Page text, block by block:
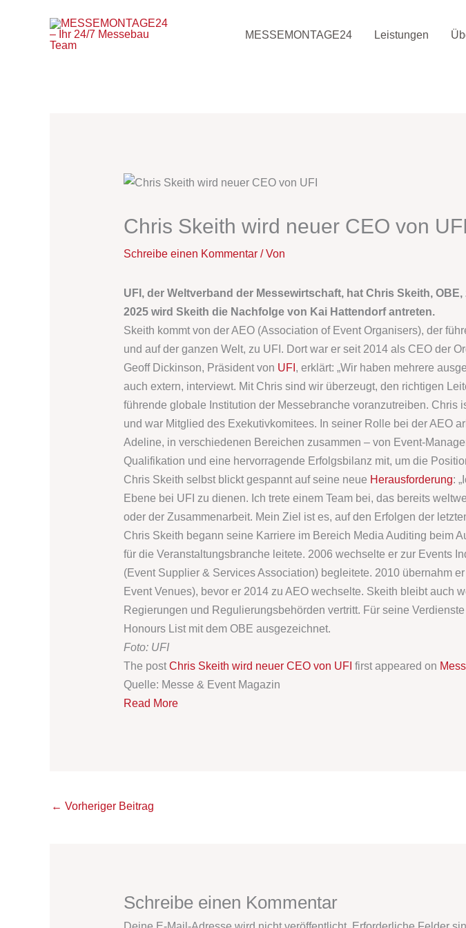
MESSEMONTAGE24 Leistungen
Chris Skeith wird neuer CEO von UFI
Schreibe einen Kommentar / Von
UFI, der Weltverband der Messewirtschaft, hat Chris Skeith,
2025 wird Skeith die Nachfolge von Kai Hattendorf antreten.
Skeith kommt von der AEO (Association of Event Organisers), der
und auf der ganzen Welt, zu UFI. Dort war er seit 2014 als CEO der
Geoff Dickinson, Präsident von UFI , erklärt: „Wir haben mehrere
auch extern, interviewt. Mit Chris sind wir überzeugt, den richtigen
führende globale Institution der Messebranche voranzutreiben. Chris
und war Mitglied des Exekutivkomitees. In seiner Rolle bei der AEO
Adeline, in verschiedenen Bereichen zusammen – von Event-
Qualifikation und eine hervorragende Erfolgsbilanz mit, um die
Chris Skeith selbst blickt gespannt auf seine neue Herausforderung:
Ebene bei UFI zu dienen. Ich trete einem Team bei, das bereits
oder der Zusammenarbeit. Mein Ziel ist es, auf den Erfolgen der
Chris Skeith begann seine Karriere im Bereich Media Auditing beim
für die Veranstaltungsbranche leitete. 2006 wechselte er zur Events
(Event Supplier & Services Association) begleitete. 2010 übernahm
Event Venues), bevor er 2014 zu AEO wechselte. Skeith bleibt auch
Regierungen und Regulierungsbehörden vertritt. Für seine
Honours List mit dem OBE ausgezeichnet.
Foto: UFI
The post Chris Skeith wird neuer CEO von UFI first appeared on
Quelle: Messe & Event Magazin
Read More
← Vorheriger Beitrag
Schreibe einen Kommentar